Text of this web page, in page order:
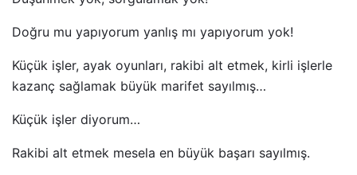
Doğru mu yapıyorum yanlış mı yapıyorum yok!
Küçük işler, ayak oyunları, rakibi alt etmek, kirli işlerle
kazanç sağlamak büyük marifet sayılmış…
Küçük işler diyorum…
Rakibi alt etmek mesela en büyük başarı sayılmış.